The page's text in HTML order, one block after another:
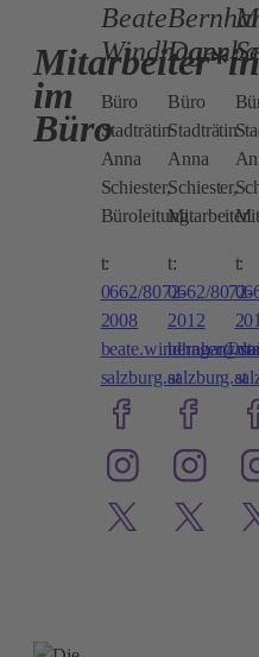
im
Büro
Beate
Windhager
Büro
Stadträtin
Anna
Schiester,
Büroleitung
t:
0662/8072-
2008
salzburg.at
Büro
Stadträtin
Anna
Schiester,
Mitarbeiter
t:
0662/8072-
2012
salzburg.at
t: